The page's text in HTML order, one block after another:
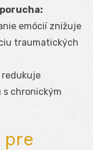
emócií znižuje
traumatických
redukuje
chronickým
pre